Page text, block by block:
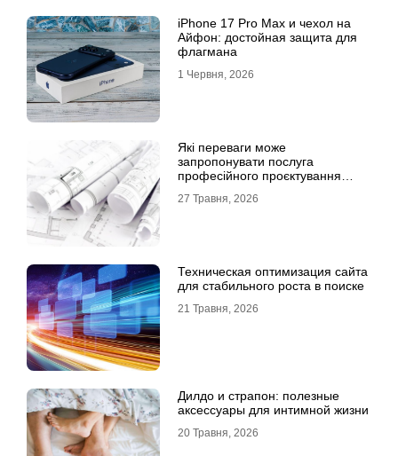
iPhone 17 Pro Max и чехол на
Айфон: достойная защита для
флагмана
1 Червня, 2026
Які переваги може
запропонувати послуга
професійного проєктування
27 Травня, 2026
Техническая оптимизация сайта
для стабильного роста в поиске
21 Травня, 2026
Дилдо и страпон: полезные
аксессуары для интимной жизни
20 Травня, 2026